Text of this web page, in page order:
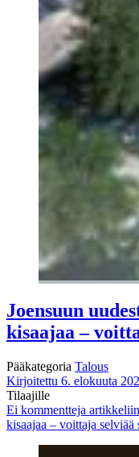
Joensuun
kisaajaa –
Pääkategoria Talous
Kirjoitettu 6. elokuuta
Tilaajille
Ei kommentteja
kisaajaa – voittaja selviää